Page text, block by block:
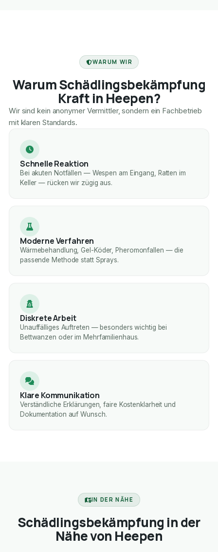
WARUM WIR
Warum Schädlingsbekämpfung
Kraft in Heepen?
Wir sind kein anonymer Vermittler, sondern ein Fachbetrieb
mit klaren Standards.
Schnelle Reaktion
Bei akuten Notfällen — Wespen am Eingang, Ratten im
Keller — rücken wir zügig aus.
Moderne Verfahren
Wärmebehandlung, Gel-Köder, Pheromonfallen — die
passende Methode statt Sprays.
Diskrete Arbeit
Unauffälliges Auftreten — besonders wichtig bei
Bettwanzen oder im Mehrfamilienhaus.
Klare Kommunikation
Verständliche Erklärungen, faire Kostenklarheit und
Dokumentation auf Wunsch.
IN DER NÄHE
Schädlingsbekämpfung in der
Nähe von Heepen